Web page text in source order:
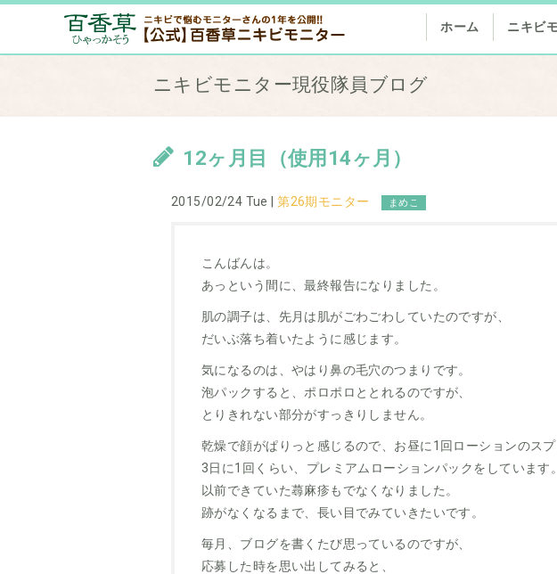
ホーム ニキビ
ニキビモニター現役隊員ブログ
12ヶ月目（使用14ヶ月）
2015/02/24 Tue |第26期モニター まめこ
こんばんは。
あっという間に、最終報告になりました。
肌の調子は、先月は肌がごわごわしていたのですが、
だいぶ落ち着いたように感じます。
気になるのは、やはり鼻の毛穴のつまりです。
泡パックすると、ポロポロととれるのですが、
とりきれない部分がすっきりしません。
乾燥で顔がぱりっと感じるので、お昼に1回ローションのスプ
3日に1回くらい、プレミアムローションパックをしています。
以前できていた蕁麻疹もでなくなりました。
跡がなくなるまで、長い目でみていきたいです。
毎月、ブログを書くたび思っているのですが、
応募した時を思い出してみると、